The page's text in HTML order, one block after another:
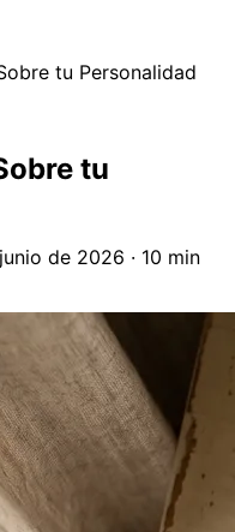
tu Personalidad
tu
de 2026 · 10 min